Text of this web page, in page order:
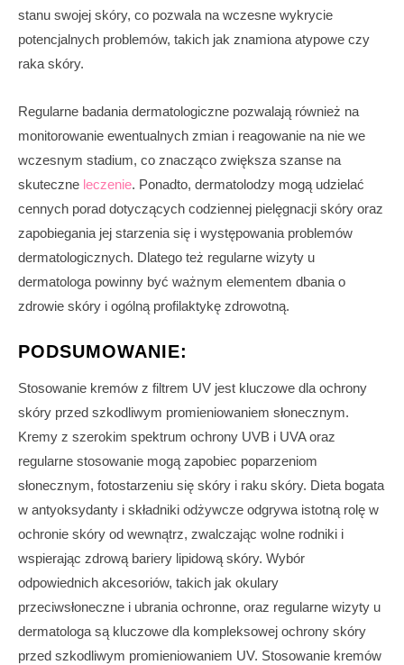
stanu swojej skóry, co pozwala na wczesne wykrycie
potencjalnych problemów, takich jak znamiona atypowe czy
raka skóry.
Regularne badania dermatologiczne pozwalają również na
monitorowanie ewentualnych zmian i reagowanie na nie we
wczesnym stadium, co znacząco zwiększa szanse na
skuteczne leczenie. Ponadto, dermatolodzy mogą udzielać
cennych porad dotyczących codziennej pielęgnacji skóry oraz
zapobiegania jej starzenia się i występowania problemów
dermatologicznych. Dlatego też regularne wizyty u
dermatologa powinny być ważnym elementem dbania o
zdrowie skóry i ogólną profilaktykę zdrowotną.
PODSUMOWANIE:
Stosowanie kremów z filtrem UV jest kluczowe dla ochrony
skóry przed szkodliwym promieniowaniem słonecznym.
Kremy z szerokim spektrum ochrony UVB i UVA oraz
regularne stosowanie mogą zapobiec poparzeniom
słonecznym, fotostarzeniu się skóry i raku skóry. Dieta bogata
w antyoksydanty i składniki odżywcze odgrywa istotną rolę w
ochronie skóry od wewnątrz, zwalczając wolne rodniki i
wspierając zdrową bariery lipidową skóry. Wybór
odpowiednich akcesoriów, takich jak okulary
przeciwsłoneczne i ubrania ochronne, oraz regularne wizyty u
dermatologa są kluczowe dla kompleksowej ochrony skóry
przed szkodliwym promieniowaniem UV. Stosowanie kremów